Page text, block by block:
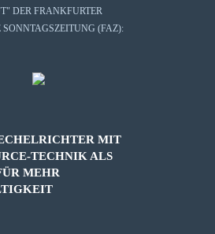
DER FRANKFURTER
(FAZ):
MIT
TECHNIK ALS
MEHR